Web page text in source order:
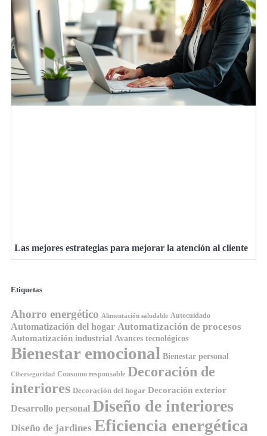
Las mejores estrategias para mejorar la atención al cliente
Etiquetas
Ahorro energético Alimentación saludable Autocuidado
Automatización del hogar Automatización de procesos
Automatización industrial Avances tecnológicos
Bienestar emocional Bienestar personal
Ciberseguridad Consumo responsable Decoración de
interiores Decoración del hogar Decoración exterior
Desarrollo personal Diseño de interiores
Diseño de jardines Eficiencia energética